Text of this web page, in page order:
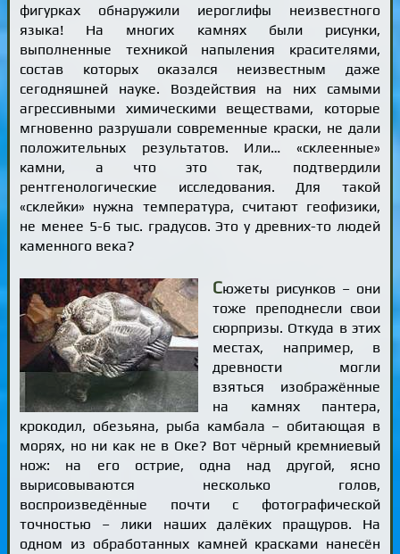
фигурках обнаружили иероглифы неизвестного
языка! На многих камнях были рисунки,
выполненные техникой напыления красителями,
состав которых оказался неизвестным даже
сегодняшней науке. Воздействия на них самыми
агрессивными химическими веществами, которые
мгновенно разрушали современные краски, не дали
положительных результатов. Или… «склеенные»
камни, а что это так, подтвердили
рентгенологические исследования. Для такой
«склейки» нужна температура, считают геофизики,
не менее 5-6 тыс. градусов. Это у древних-то людей
каменного века?
Сюжеты рисунков – они
тоже преподнесли свои
сюрпризы. Откуда в этих
местах, например, в
древности могли
взяться изображённые
на камнях пантера,
крокодил, обезьяна, рыба камбала – обитающая в
морях, но ни как не в Оке? Вот чёрный кремниевый
нож: на его острие, одна над другой, ясно
вырисовываются несколько голов,
воспроизведённые почти с фотографической
точностью – лики наших далёких пращуров. На
одном из обработанных камней красками нанесён